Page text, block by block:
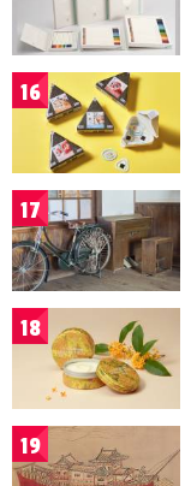
16
17
18
19